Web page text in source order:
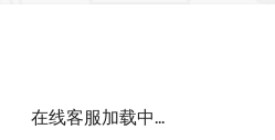
在线客服加载中...